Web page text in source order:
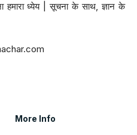
हमारा ध्येय | सूचना के साथ, ज्ञान के
More Info